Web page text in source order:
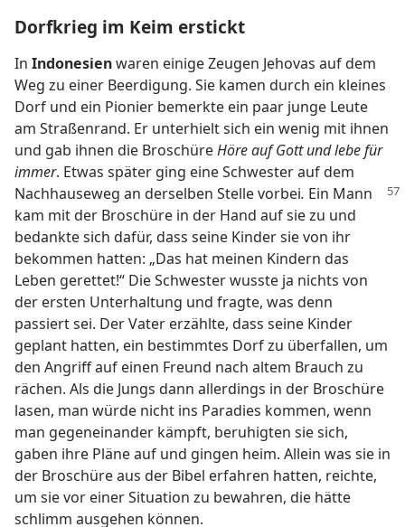
Dorfkrieg im Keim erstickt
In Indonesienwaren einige Zeugen Jehovas auf dem
Weg zu einer Beerdigung. Sie kamen durch ein kleines
Dorf und ein Pionier bemerkte ein paar junge Leute
am Straßenrand. Er unterhielt sich ein wenig mit ihnen
und gab ihnen die BroschüreHöre auf Gott und lebe für
immer. Etwas später ging eine Schwester auf dem
Nachhauseweg an derselben Stelle vorbei. Ein Mann
kam mit der Broschüre in der Hand auf sie zu und
bedankte sich dafür, dass seine Kinder sie von ihr
bekommen hatten: „Das hat meinen Kindern das
Leben gerettet!“ Die Schwester wusste ja nichts von
der ersten Unterhaltung und fragte, was denn
passiert sei. Der Vater erzählte, dass seine Kinder
geplant hatten, ein bestimmtes Dorf zu überfallen, um
den Angriff auf einen Freund nach altem Brauch zu
rächen. Als die Jungs dann allerdings in der Broschüre
lasen, man würde nicht ins Paradies kommen, wenn
man gegeneinander kämpft, beruhigten sie sich,
gaben ihre Pläne auf und gingen heim. Allein was sie in
der Broschüre aus der Bibel erfahren hatten, reichte,
um sie vor einer Situation zu bewahren, die hätte
schlimm ausgehen können.